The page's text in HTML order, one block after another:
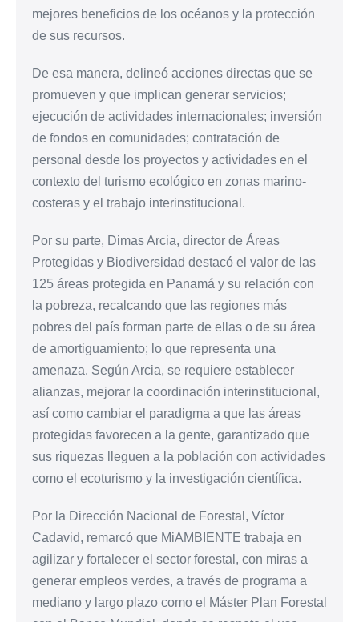
mejores beneficios de los océanos y la protección
de sus recursos.
De esa manera, delineó acciones directas que se
promueven y que implican generar servicios;
ejecución de actividades internacionales; inversión
de fondos en comunidades; contratación de
personal desde los proyectos y actividades en el
contexto del turismo ecológico en zonas marino-
costeras y el trabajo interinstitucional.
Por su parte, Dimas Arcia, director de Áreas
Protegidas y Biodiversidad destacó el valor de las
125 áreas protegida en Panamá y su relación con
la pobreza, recalcando que las regiones más
pobres del país forman parte de ellas o de su área
de amortiguamiento; lo que representa una
amenaza. Según Arcia, se requiere establecer
alianzas, mejorar la coordinación interinstitucional,
así como cambiar el paradigma a que las áreas
protegidas favorecen a la gente, garantizado que
sus riquezas lleguen a la población con actividades
como el ecoturismo y la investigación científica.
Por la Dirección Nacional de Forestal, Víctor
Cadavid, remarcó que MiAMBIENTE trabaja en
agilizar y fortalecer el sector forestal, con miras a
generar empleos verdes, a través de programa a
mediano y largo plazo como el Máster Plan Forestal